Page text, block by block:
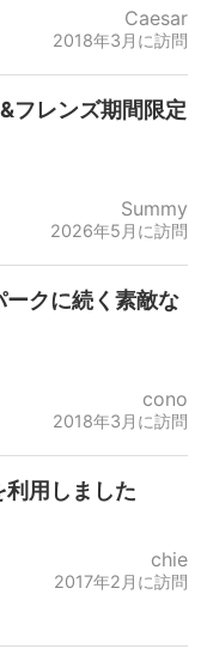
Caesar
2018年3月に訪問
フレンズ期間限定
Summy
2026年5月に訪問
クに続く素敵な
cono
2018年3月に訪問
用しました
chie
2017年2月に訪問